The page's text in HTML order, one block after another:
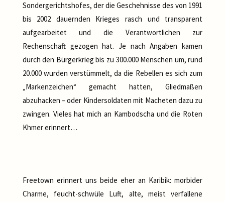
Sondergerichtshofes, der die Geschehnisse des von 1991
bis 2002 dauernden Krieges rasch und transparent
aufgearbeitet und die Verantwortlichen zur
Rechenschaft gezogen hat. Je nach Angaben kamen
durch den Bürgerkrieg bis zu 300.000 Menschen um, rund
20.000 wurden verstümmelt, da die Rebellen es sich zum
„Markenzeichen“ gemacht hatten, Gliedmaßen
abzuhacken – oder Kindersoldaten mit Macheten dazu zu
zwingen. Vieles hat mich an Kambodscha und die Roten
Khmer erinnert…
Freetown erinnert uns beide eher an Karibik: morbider
Charme, feucht-schwüle Luft, alte, meist verfallene